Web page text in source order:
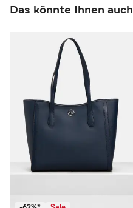
Das könnte Ihnen